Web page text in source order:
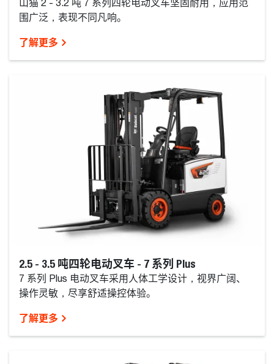
山猫 2 - 3.2 吨 7 系列四轮电动叉车坚固耐用，应用范
围广泛，表现不同凡响。
了解更多
2.5 - 3.5 吨四轮电动叉车 - 7 系列 Plus
7 系列 Plus 电动叉车采用人体工学设计，视界广阔、
操作灵敏，尽享舒适操控体验。
了解更多